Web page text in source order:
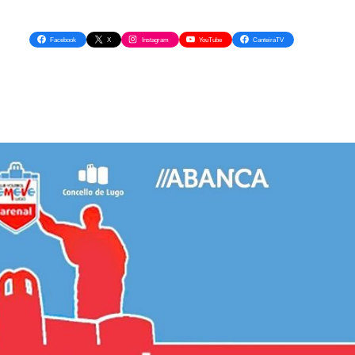
Facebook X Instagram YouTube CanteiraTV